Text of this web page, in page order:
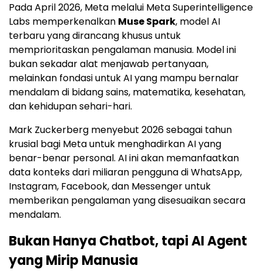
Pada April 2026, Meta melalui Meta Superintelligence
Labs memperkenalkan Muse Spark, model AI
terbaru yang dirancang khusus untuk
memprioritaskan pengalaman manusia. Model ini
bukan sekadar alat menjawab pertanyaan,
melainkan fondasi untuk AI yang mampu bernalar
mendalam di bidang sains, matematika, kesehatan,
dan kehidupan sehari-hari.
Mark Zuckerberg menyebut 2026 sebagai tahun
krusial bagi Meta untuk menghadirkan AI yang
benar-benar personal. AI ini akan memanfaatkan
data konteks dari miliaran pengguna di WhatsApp,
Instagram, Facebook, dan Messenger untuk
memberikan pengalaman yang disesuaikan secara
mendalam.
Bukan Hanya Chatbot, tapi AI Agent
yang Mirip Manusia